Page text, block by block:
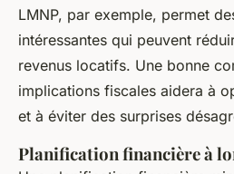
LMNP, par exemple, permet
intéressantes qui peuvent
revenus locatifs. Une bonne
implications fiscales aidera à
et à éviter des surprises
Planification financière à